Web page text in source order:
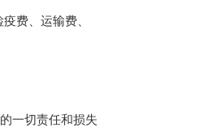
费、运输费、
一切责任和损失